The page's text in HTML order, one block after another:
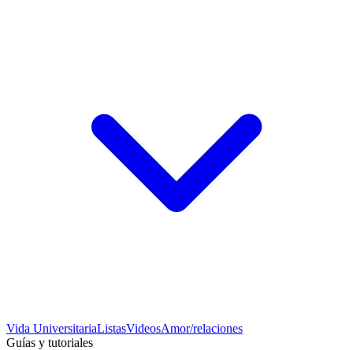
Vida UniversitariaListasVideosAmor/relaciones
Guías y tutoriales